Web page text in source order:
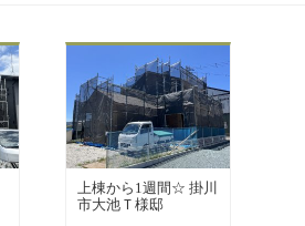
上棟から1週間☆ 掛川
市大池Ｔ様邸